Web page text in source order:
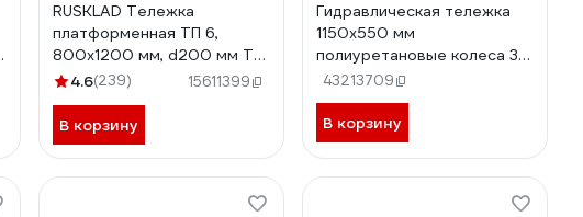
RUSKLAD Тележка
платформенная ТП 6,
800x1200 мм, d200 мм ТП
6 200
4.6(239) 15611399
В корзину
Гидравлическая тележка
1150x550 мм
полиуретановые колеса 3т
Gigant JHPT3000-1150-PO
43213709
В корзину